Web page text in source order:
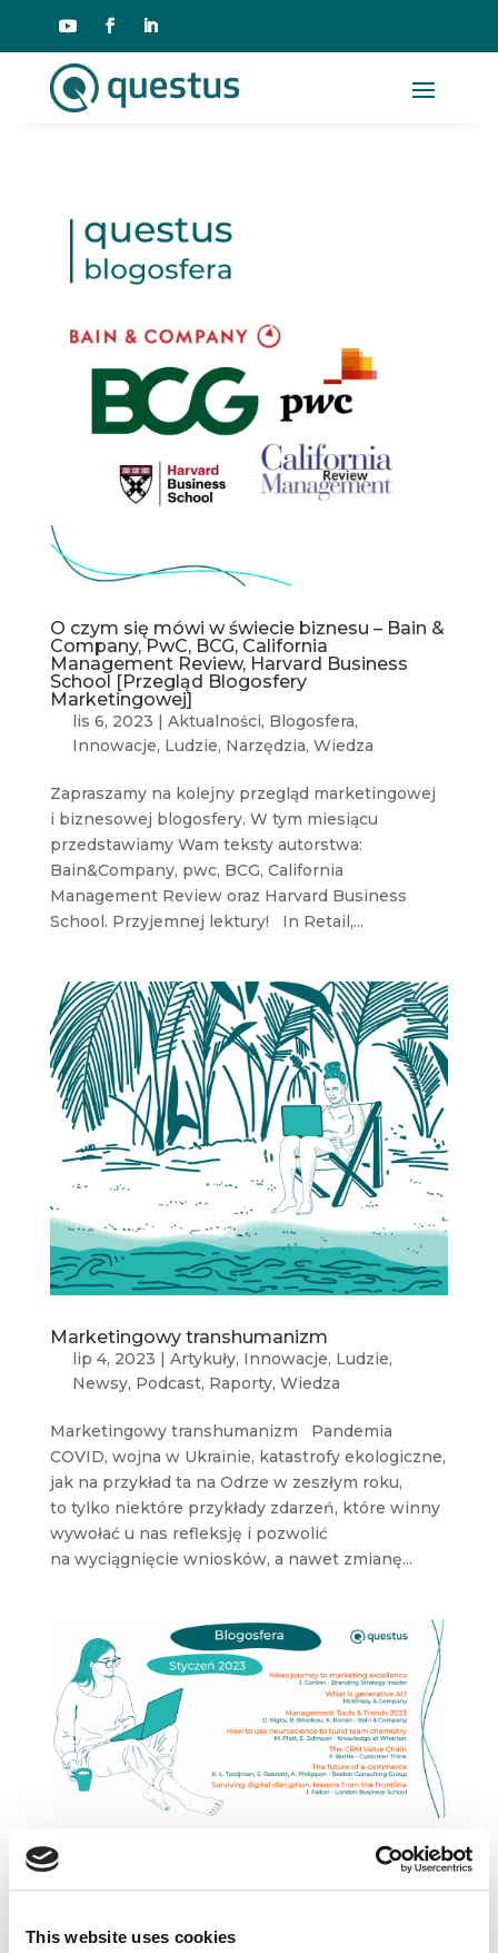
This website uses cookies
O czym się mówi w świecie biznesu – Bain &
Company, PwC, BCG, California
Management Review, Harvard Business
School [Przegląd Blogosfery
Marketingowej]
lis 6, 2023 | Aktualności, Blogosfera,
Innowacje, Ludzie, Narzędzia, Wiedza
Zapraszamy na kolejny przegląd marketingowej
i biznesowej blogosfery. W tym miesiącu
przedstawiamy Wam teksty autorstwa:
Bain&Company, pwc, BCG, California
Management Review oraz Harvard Business
School. Przyjemnej lektury! In Retail,...
Marketingowy transhumanizm
lip 4, 2023 | Artykuły, Innowacje, Ludzie,
Newsy, Podcast, Raporty, Wiedza
Marketingowy transhumanizm Pandemia
COVID, wojna w Ukrainie, katastrofy ekologiczne,
jak na przykład ta na Odrze w zeszłym roku,
to tylko niektóre przykłady zdarzeń, które winny
wywołać u nas refleksję i pozwolić
na wyciągnięcie wniosków, a nawet zmianę...
Podróż Nike’a do marketingowej
doskonałości. Przegląd blogosfery
marketingowej #83